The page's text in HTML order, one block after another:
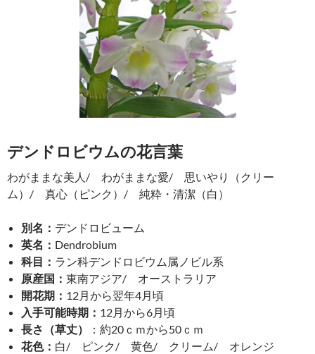
デンドロビウムの花言葉
わがままな美人/ わがままな愛/ 思いやり（クリー
ム）/ 真心（ピンク）/ 純粋・清潔（白）
別名： デンドロビューム
英名： Dendrobium
科目： ラン科デンドロビウム属ノビル系
原産国： 東南アジア/ オーストラリア
開花期： 12月から翌年4月頃
入手可能時期： 12月から6月頃
長さ（草丈）
：約20ｃｍから50ｃｍ
花色： 白/ ピンク/ 黄色/ クリーム/ オレンジ